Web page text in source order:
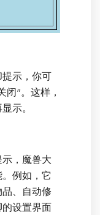
示，你可
闭”。这样，
示。
，魔兽大
例如，它
、自动修
设置界面